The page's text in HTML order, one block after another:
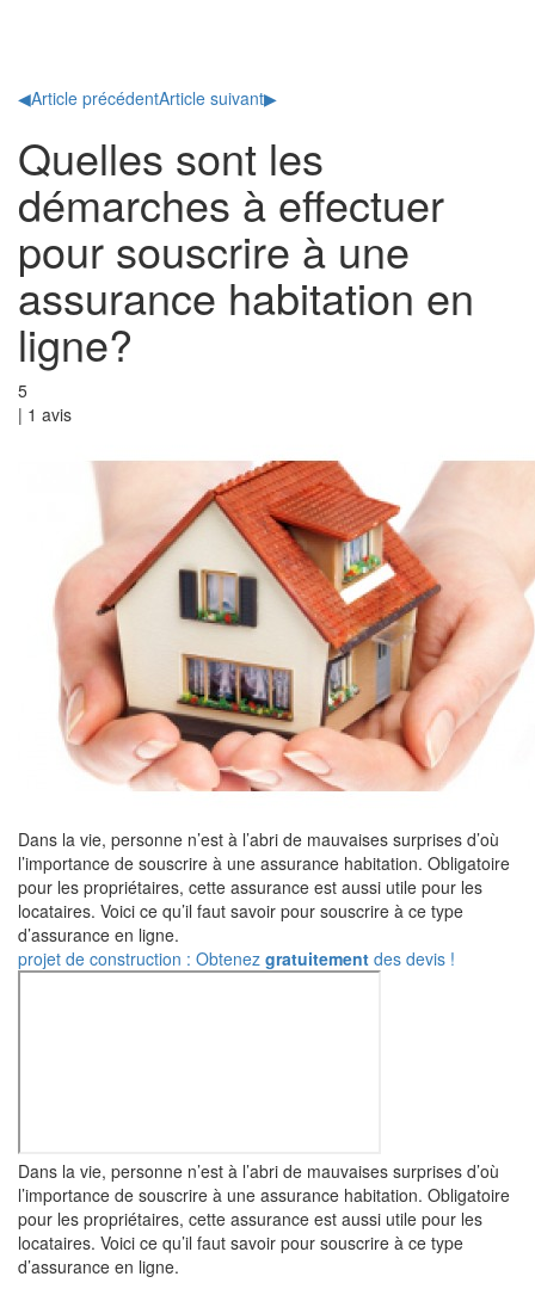
◀Article précédentArticle suivant▶
Quelles sont les
démarches à effectuer
pour souscrire à une
assurance habitation en
ligne?
5
| 1 avis
Dans la vie, personne n’est à l’abri de mauvaises surprises d’où
l’importance de souscrire à une assurance habitation. Obligatoire
pour les propriétaires, cette assurance est aussi utile pour les
locataires. Voici ce qu’il faut savoir pour souscrire à ce type
d’assurance en ligne.
projet de construction : Obtenez gratuitement des devis !
Dans la vie, personne n’est à l’abri de mauvaises surprises d’où
l’importance de souscrire à une assurance habitation. Obligatoire
pour les propriétaires, cette assurance est aussi utile pour les
locataires. Voici ce qu’il faut savoir pour souscrire à ce type
d’assurance en ligne.